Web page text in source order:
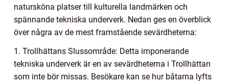
natursköna platser till kulturella landmärken och
spännande tekniska underverk. Nedan ges en överblick
över några av de mest framstående sevärdheterna:
1. Trollhättans Slussområde: Detta imponerande
tekniska underverk är en av sevärdheterna i Trollhättan
som inte bör missas. Besökare kan se hur båtarna lyfts